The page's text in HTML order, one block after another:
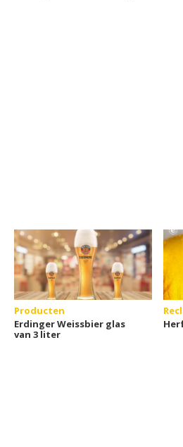
Producten
Erdinger Weissbier glas
van 3 liter